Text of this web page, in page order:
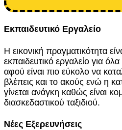
Εκπαιδευτικό Εργαλείο
Η εικονική πραγματικότητα
εκπαιδευτικό εργαλείο για
αφού είναι πιο εύκολο να
βλέπεις και το ακούς ενώ η
γίνεται ανάγκη καθώς είναι
διασκεδαστικού ταξιδιού.
Νέες Εξερευνήσεις